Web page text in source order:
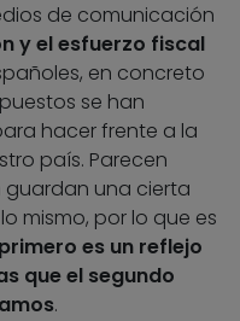
de comunicación
y el esfuerzo fiscal
en concreto
se han
hacer frente a la
país. Parecen
guardan una cierta
mismo, por lo que es
es un reflejo
que el segundo
.